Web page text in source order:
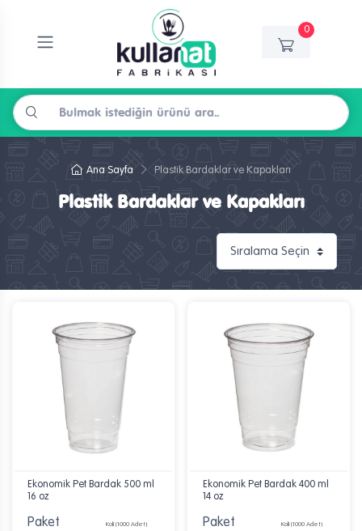
0
Ana Sayfa Plastik Bardaklar ve Kapakları
Plastik Bardaklar ve Kapakları
Ekonomik Pet Bardak 500 ml
16 oz
Paket
Koli (1000 Adet)
Ekonomik Pet Bardak 400 ml
14 oz
Paket
Koli (1000 Adet)